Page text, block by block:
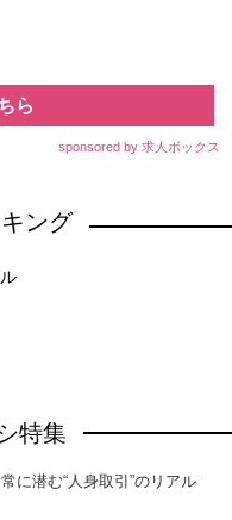
ら
sponsored by 求人ボックス
ング
特集
に潜む“人身取引”のリアル